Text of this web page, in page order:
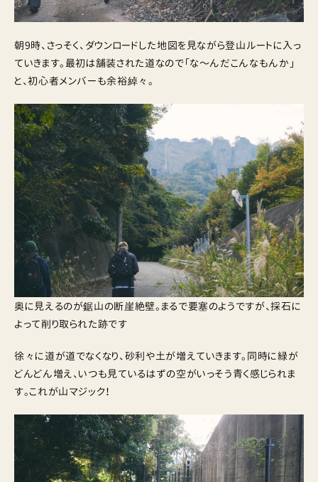
朝9時、さっそく、ダウンロードした地図を見ながら登山ルートに入っ
ていきます。最初は舗装された道なので「な〜んだこんなもんか」
と、初心者メンバーも余裕綽々。
奥に見えるのが鋸山の断崖絶壁。まるで要塞のようですが、採石に
よって削り取られた跡です
徐々に道が道でなくなり、砂利や土が増えていきます。同時に緑が
どんどん増え、いつも見ているはずの空がいっそう青く感じられま
す。これが山マジック！